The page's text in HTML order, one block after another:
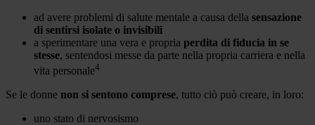
ad avere problemi di salute mentale a causa della sensazione
di sentirsi isolate o invisibili
a sperimentare una vera e propria perdita di fiducia in se
stesse, sentendosi messe da parte nella propria carriera e nella
vita personale4
Se le donne non si sentono comprese, tutto ciò può creare, in loro:
uno stato di nervosismo